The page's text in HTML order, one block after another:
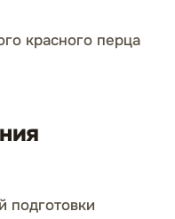
красного перца
подготовки